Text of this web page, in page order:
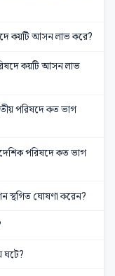
কয়টি আসন লাভ করে?
কয়টি আসন লাভ
পরিষদে কত ভাগ
পরিষদে কত ভাগ
স্থগিত ঘোষণা করেন?
ঘটে?